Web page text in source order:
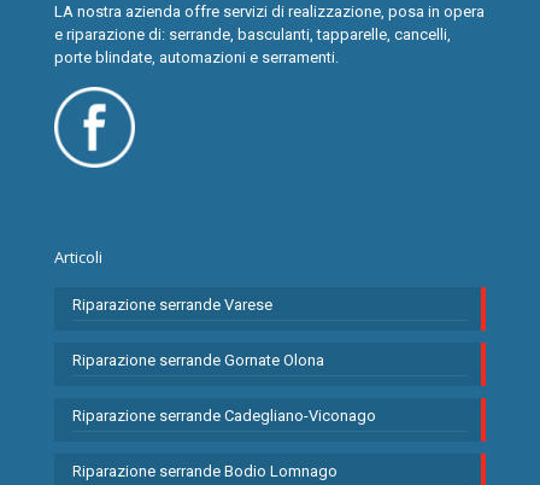
LA nostra azienda offre servizi di realizzazione, posa in opera
e riparazione di: serrande, basculanti, tapparelle, cancelli,
porte blindate, automazioni e serramenti.
Articoli
Riparazione serrande Varese
Riparazione serrande Gornate Olona
Riparazione serrande Cadegliano-Viconago
Riparazione serrande Bodio Lomnago